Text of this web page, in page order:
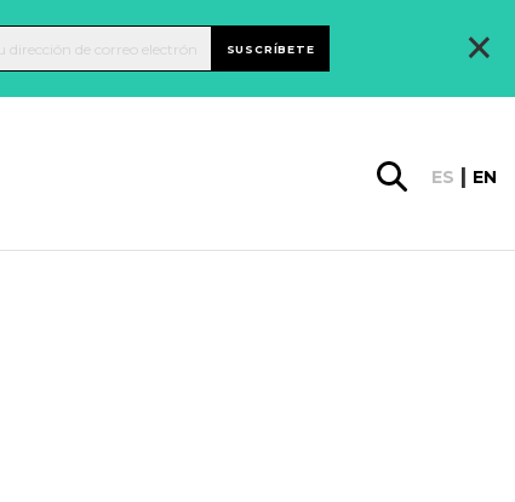
SUSCRÍBETE ×
ES EN